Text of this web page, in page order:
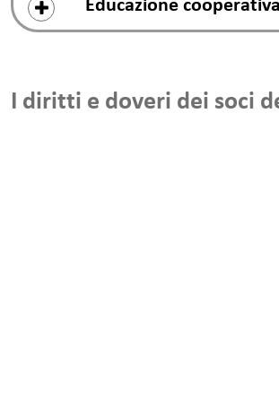
Educazione
I diritti e doveri dei soci